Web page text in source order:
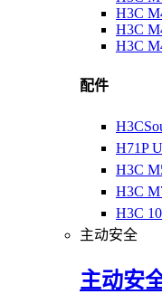
H3C
H3C
H3C
配件
H71P
H3C
H3C
H3C
主动安全
主动安